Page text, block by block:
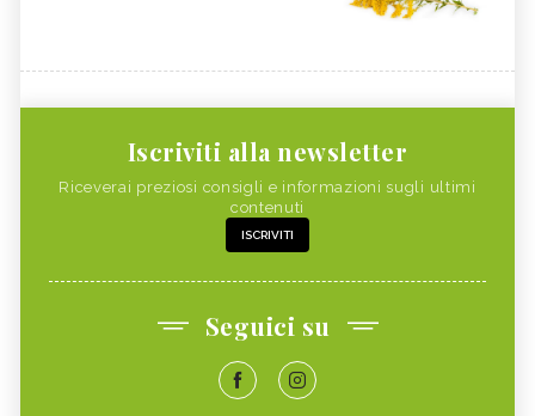
Iscriviti alla newsletter
Riceverai preziosi consigli e informazioni sugli ultimi
contenuti
ISCRIVITI
Seguici su